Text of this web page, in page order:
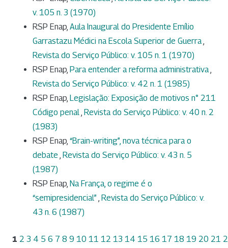
v. 105 n. 3 (1970)
RSP Enap, Aula Inaugural do Presidente Emílio
Garrastazu Médici na Escola Superior de Guerra
Revista do Serviço Público: v. 105 n. 1 (1970)
RSP Enap, Para entender a reforma administrativa
Revista do Serviço Público: v. 42 n. 1 (1985)
RSP Enap, Legislação: Exposição de motivos n° 211
Código penal Revista do Serviço Público: v. 40 n. 2
(1983)
RSP Enap, “Brain-writing”, nova técnica para o
debate Revista do Serviço Público: v. 43 n. 5
(1987)
RSP Enap, Na França, o regime é o
“semipresidencial” Revista do Serviço Público: v.
43 n. 6 (1987)
1 2 3 4 5 6 7 8 9 10 11 12 13 14 15 16 17 18 19 20 21